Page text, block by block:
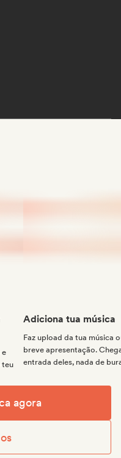
e
teu
Adiciona tua música
Faz upload da tua música
breve apresentação.
entrada deles, nada de
agora